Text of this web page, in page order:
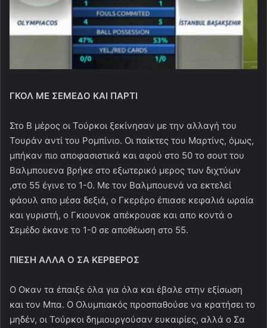
ΓΚΟΛ ΜΕ ΣΕΜΕΔΟ ΚΑΙ ΠΑΡΤΙ
Στο Β μέρος οι Τούρκοι ξεκίνησαν με την αλλαγή του
Τουράν αντί του Ρομπίνιο. Οι παίκτες του Μαρτίνς, όμως,
μπήκαν πιο αποφασιστικά και αφού στο 50 το σουτ του
Βαλμπουενα βρήκε στο εξωτερικό μερος των διχτύων
,στο 55 έγινε το 1-0. Με τον Βαλμπουενά να εκτελεί
φάουλ απο μέσα δεξιά, ο Γκερέρο έπιασε κεφαλιά ωραία
και γυριστή, ο Γκιουνοκ απέκρουσε και απο κοντά ο
Σεμέδο έκανε το 1-0 σε αποθέωση στο 55.
ΠΙΕΣΗ ΑΛΛΑ Ο ΣΑ ΚΕΡΒΕΡΟΣ
Ο Οκαν τα έπαιξε όλα για όλα και έβαλε στην εξίσωση
και τον Μπα. Ο Ολυμπιακός προσπαθούσε να κρατήσει το
μηδέν, οι Τούρκοι δημιουργούσαν ευκαιρίες, αλλά ο Σα